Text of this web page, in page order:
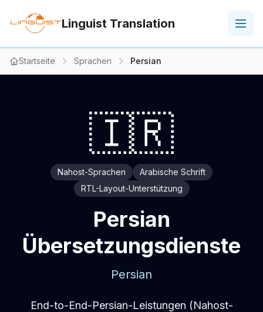
Linguist Translation
Startseite Sprachen Persian
🇮🇷
Nahost-Sprachen
Arabische Schrift
RTL-Layout-Unterstützung
Persian
Übersetzungsdienste
Persian
End-to-End-Persian-Leistungen (Nahost-